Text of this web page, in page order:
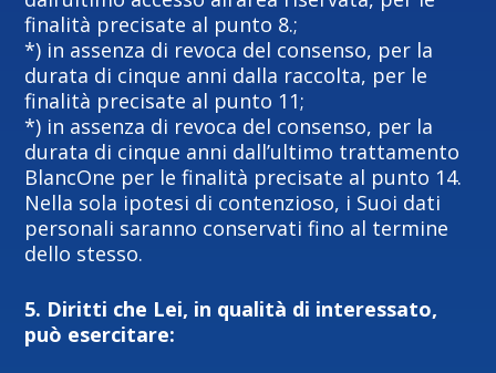
finalità precisate al punto 8.;
*) in assenza di revoca del consenso, per la
durata di cinque anni dalla raccolta, per le
finalità precisate al punto 11;
*) in assenza di revoca del consenso, per la
durata di cinque anni dall’ultimo trattamento
BlancOne per le finalità precisate al punto 14.
Nella sola ipotesi di contenzioso, i Suoi dati
personali saranno conservati fino al termine
dello stesso.
5. Diritti che Lei, in qualità di interessato,
può esercitare: